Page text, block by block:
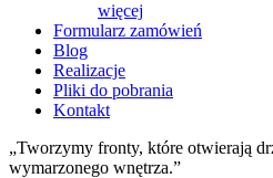
więcej
Formularz zamówień
Blog
Realizacje
Pliki do pobrania
Kontakt
„Tworzymy fronty, które otwierają
wymarzonego wnętrza.”